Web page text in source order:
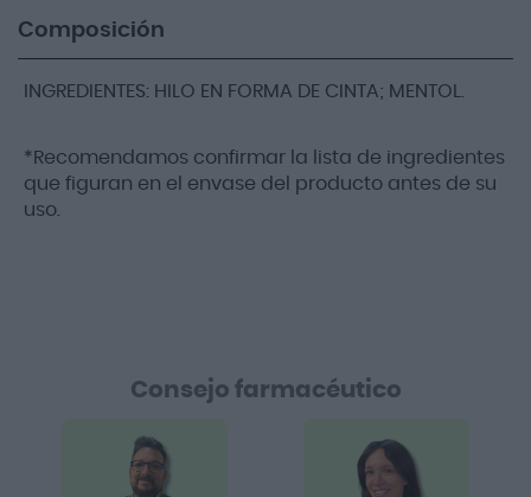
Composición
INGREDIENTES: HILO EN FORMA DE CINTA; MENTOL.
*Recomendamos confirmar la lista de ingredientes
que figuran en el envase del producto antes de su
uso.
Consejo farmacéutico